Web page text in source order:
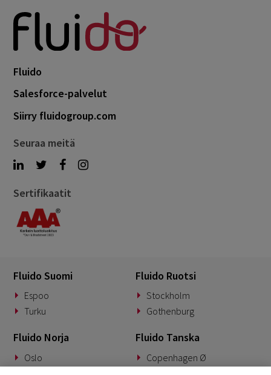
Fluido
Salesforce-palvelut
Siirry fluidogroup.com
Seuraa meitä
Sertifikaatit
Fluido Suomi
Espoo
Turku
Fluido Ruotsi
Stockholm
Gothenburg
Fluido Norja
Oslo
Fluido Tanska
Copenhagen Ø